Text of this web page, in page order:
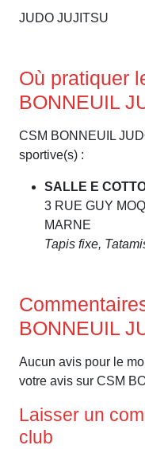
JUDO JUJITSU
Où pratiquer
BONNEUIL
CSM BONNEUIL
sportive(s) :
SALLE E
3 RUE GUY
MARNE
Tapis fixe,
BONNEUIL
Aucun avis pour le
votre avis sur CSM
Laisser un
club